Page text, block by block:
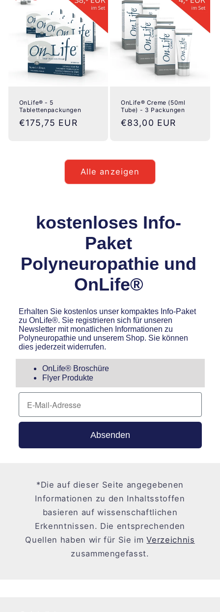
OnLife® - 5
Tablettenpackungen
Normaler
€175,75 EUR
OnLife® Creme (50ml
Tube) - 3 Packungen
Normaler
€83,00 EUR
Alle anzeigen
kostenloses Info-
Paket
Polyneuropathie und
OnLife®
Erhalten Sie kostenlos unser kompaktes Info-Paket
zu OnLife®. Sie registrieren sich für unseren
Newsletter mit monatlichen Informationen zu
Polyneuropathie und unserem Shop. Sie können
dies jederzeit widerrufen.
OnLife® Broschüre
Flyer Produkte
E-Mail-Adresse
Absenden
*Die auf dieser Seite angegebenen
Informationen zu den Inhaltsstoffen
basieren auf wissenschaftlichen
Erkenntnissen. Die entsprechenden
Quellen haben wir für Sie imVerzeichnis
zusammengefasst.